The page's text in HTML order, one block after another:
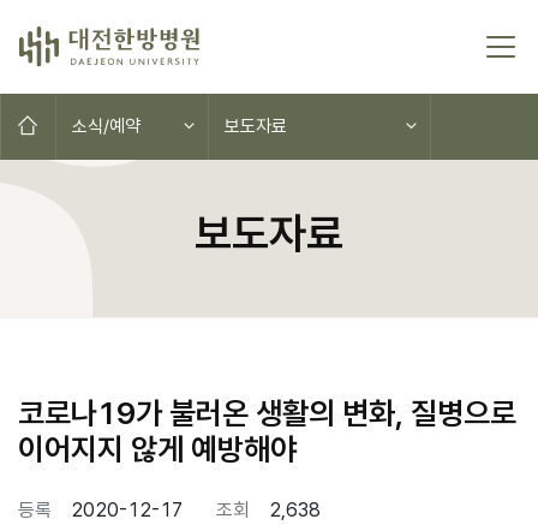
본문 바로가기
홈으로소식/예약 보도자료
보도자료
코로나19가 불러온 생활의 변화, 질병으로
이어지지 않게 예방해야
등록 2020-12-17 조회 2,638